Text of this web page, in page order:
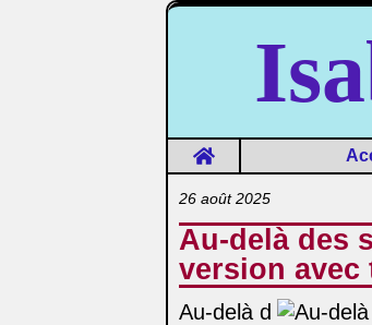
Home
26 août 2025
Au-delà des
version avec
Au-delà d